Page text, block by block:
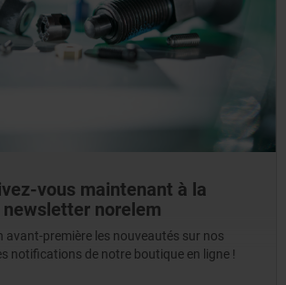
vous maintenant à la
newsletter norelem
avant-première les nouveautés sur nos
notifications de notre boutique en ligne !